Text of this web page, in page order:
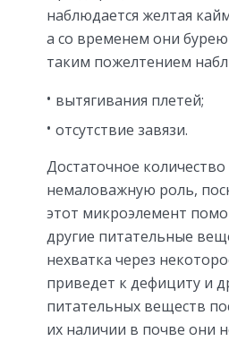
наблюдается желтая
а со временем они
таким пожелтением
вытягивания плетей;
отсутствие завязи.
Достаточное количество
немаловажную роль,
этот микроэлемент
другие питательные
нехватка через
приведет к дефициту и
питательных веществ
их наличии в почве они